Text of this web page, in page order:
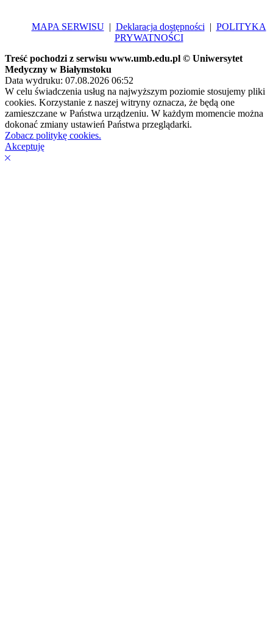
MAPA SERWISU| Deklaracja dostępności | POLITYKA
PRYWATNOŚCI
Treść pochodzi z serwisu www.umb.edu.pl © Uniwersytet
Medyczny w Białymstoku
Data wydruku: 07.08.2026 06:52
W celu świadczenia usług na najwyższym poziomie stosujemy pliki
cookies. Korzystanie z naszej witryny oznacza, że będą one
zamieszczane w Państwa urządzeniu. W każdym momencie można
dokonać zmiany ustawień Państwa przeglądarki.
Zobacz politykę cookies.
Akceptuję